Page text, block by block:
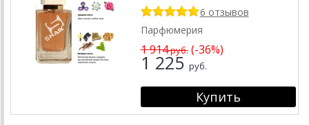
6 отзывов
Парфюмерия
1 914руб.(-36%)
1 225 руб.